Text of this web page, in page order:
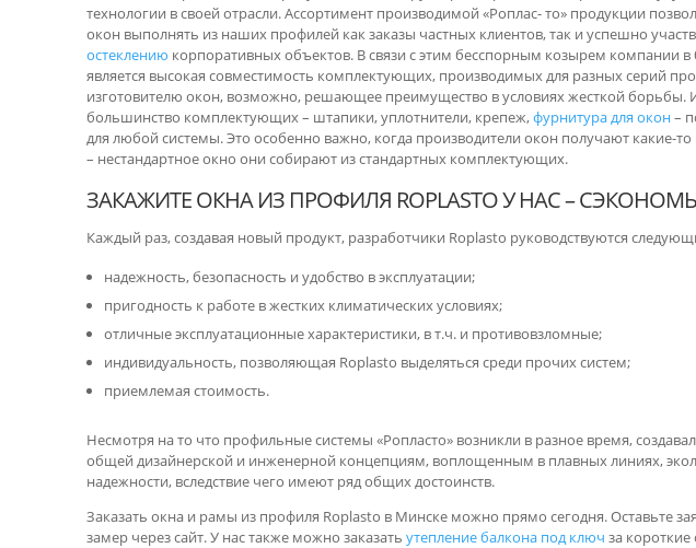
технологии в своей отрасли. Ассортимент производимой «Роплас- то» продукции
окон выполнять из наших профилей как заказы частных клиентов, так и успешно
остеклению корпоративных объектов. В связи с этим бесспорным козырем компании в
является высокая совместимость комплектующих, производимых для разных серий
изготовителю окон, возможно, решающее преимущество в условиях жесткой
большинство комплектующих – штапики, уплотнители, крепеж,фурнитура для окон–
для любой системы. Это особенно важно, когда производители окон получают какие-то
– нестандартное окно они собирают из стандартных комплектующих.
ЗАКАЖИТЕ ОКНА ИЗ ПРОФИЛЯ ROPLASTO У НАС –
Каждый раз, создавая новый продукт, разработчики Roplasto руководствуются
надежность, безопасность и удобство в эксплуатации;
пригодность к работе в жестких климатических условиях;
отличные эксплуатационные характеристики, в т.ч. и противовзломные;
индивидуальность, позволяющая Roplasto выделяться среди прочих систем;
приемлемая стоимость.
Несмотря на то что профильные системы «Ропласто» возникли в разное время,
общей дизайнерской и инженерной концепциям, воплощенным в плавных линиях,
надежности, вследствие чего имеют ряд общих достоинств.
Заказать окна и рамы из профиля Roplasto в Минске можно прямо сегодня. Оставьте
замер через сайт. У нас также можно заказатьутепление балкона под ключ за короткие